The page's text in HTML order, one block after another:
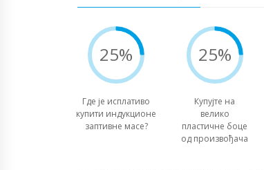
25%
Где је исплативо
купити индукционе
заптивне масе?
25%
Купујте на
велико
пластичне боце
од произвођача